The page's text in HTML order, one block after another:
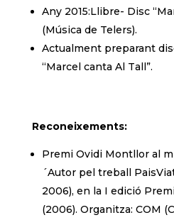
Any 2015:Llibre- Disc
(Música de Telers).
Actualment preparant
“Marcel canta Al Tall”.
Reconeixements:
Premi Ovidi Montllor al
´Autor pel treball
2006), en la I edició
(2006). Organitza: COM